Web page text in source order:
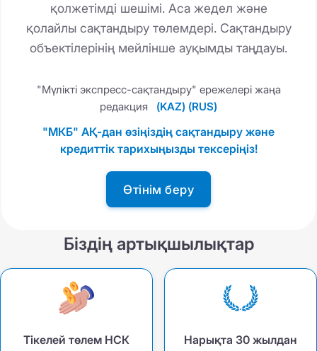
қолжетімді шешімі. Аса жедел және
қолайлы сақтандыру төлемдері. Сақтандыру
объектілерінің мейлінше ауқымды таңдауы.
"Мүлікті экспресс-сақтандыру" ережелері жаңа
редакция
(KAZ) (RUS)
"МКБ" АҚ-дан өзіңіздің сақтандыру және
кредиттік тарихыңызды тексеріңіз!
Өтінім беру
Біздің артықшылықтар
Тікелей төлем НСК
Нарықта 30 жылдан